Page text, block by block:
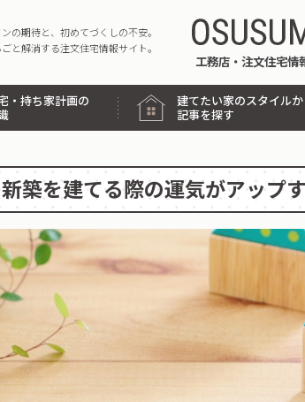
の期待と、初めてづくしの不安。
と解消する注文住宅情報サイト。
工務店・注文住宅情
・持ち家計画の
建てたい家のスタイル
記事を探す
新築を建てる際の運気がアップ